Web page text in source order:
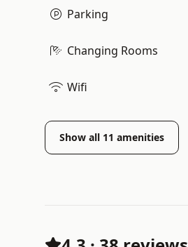
Parking
Changing Rooms
Wifi
Show all 11 amenities